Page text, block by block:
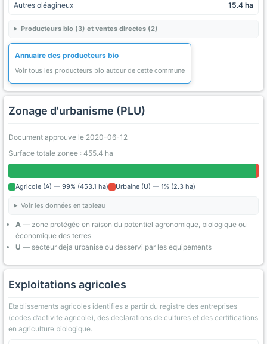
Autres oléagineux 15.4 ha
Producteurs bio (3) et ventes directes (2)
Annuaire des producteurs bio
Voir tous les producteurs bio autour de cette commune
Zonage d'urbanisme (PLU)
Document approuve le 2020-06-12
Surface totale zonee : 455.4 ha
Agricole (A) — 99% (453.1 ha) Urbaine (U) — 1% (2.3 ha)
Voir les données en tableau
A — zone protégée en raison du potentiel agronomique, biologique ou
économique des terres
U — secteur deja urbanise ou desservi par les equipements
Exploitations agricoles
Etablissements agricoles identifies a partir du registre des entreprises
(codes d’activite agricole), des declarations de cultures et des certifications
en agriculture biologique.